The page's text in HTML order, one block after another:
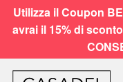
Utilizza il Coupon
avrai il 15% di